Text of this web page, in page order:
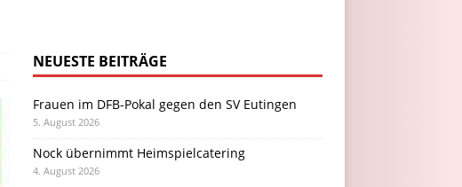
NEUESTE BEITRÄGE
Frauen im DFB-Pokal gegen den SV Eutingen
5. August 2026
Nock übernimmt Heimspielcatering
4. August 2026